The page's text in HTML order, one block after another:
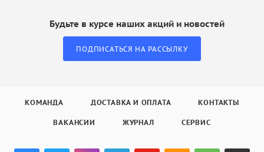
Будьте в курсе наших акций и новостей
ПОДПИСАТЬСЯ НА РАССЫЛКУ
КОМАНДА ДОСТАВКА И ОПЛАТА КОНТАКТЫ
ВАКАНСИИ ЖУРНАЛ СЕРВИС